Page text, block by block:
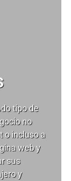
tipo de
no
o incluso a
web y
sus
y